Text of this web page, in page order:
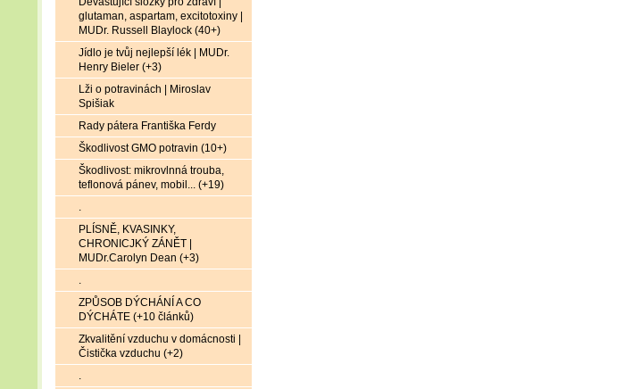
glutaman, aspartam, excitotoxiny |
MUDr. Russell Blaylock (40+)
Jídlo je tvůj nejlepší lék | MUDr.
Henry Bieler (+3)
Lži o potravinách | Miroslav
Spišiak
Rady pátera Františka Ferdy
Škodlivost GMO potravin (10+)
Škodlivost: mikrovlnná trouba,
teflonová pánev, mobil... (+19)
.
PLÍSNĚ, KVASINKY,
CHRONICJKÝ ZÁNĚT |
MUDr.Carolyn Dean (+3)
.
ZPŮSOB DÝCHÁNÍ A CO
DÝCHÁTE (+10 článků)
Zkvalitění vzduchu v domácnosti |
Čistička vzduchu (+2)
.